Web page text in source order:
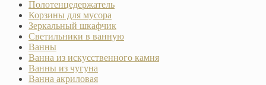
Полотенцедержатель
Корзины для мусора
Зеркальный шкафчик
Светильники в ванную
Ванны
Ванна из искусственного камня
Ванны из чугуна
Ванна акриловая